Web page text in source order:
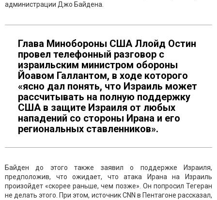
администрации Джо Байдена.
Глава Минобороны США Ллойд Остин
провел телефонный разговор с
израильским министром обороны
Йоавом Галлантом, в ходе которого
«ясно дал понять, что Израиль может
рассчитывать на полную поддержку
США в защите Израиля от любых
нападений со стороны Ирана и его
региональных ставленников».
Байден до этого также заявил о поддержке Израиля,
предположив, что ожидает, что атака Ирана на Израиль
произойдет «скорее раньше, чем позже». Он попросил Тегеран
не делать этого. При этом, источник CNN в Пентагоне рассказал,